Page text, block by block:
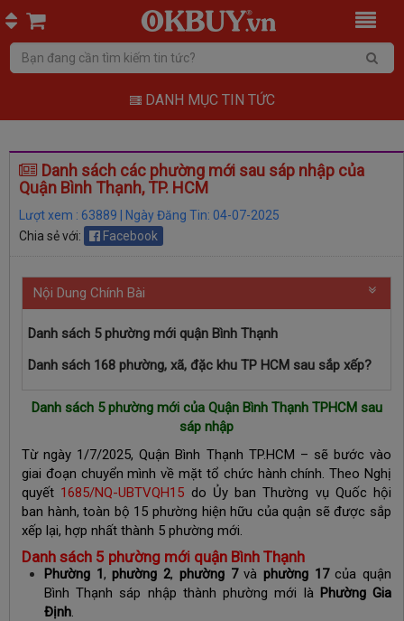
DANH MỤC TIN TỨC
Danh sách các phường mới sau sáp nhập của
Quận Bình Thạnh, TP. HCM
Lượt xem : 63889 | Ngày Đăng Tin: 04-07-2025
Chia sẻ với:
Facebook
Nội Dung Chính Bài
Danh sách 5 phường mới quận Bình Thạnh
Danh sách 168 phường, xã, đặc khu TP HCM sau sắp xếp?
Danh sách 5 phường mới của Quận Bình Thạnh TPHCM sau
sáp nhập
Từ ngày 1/7/2025, Quận Bình Thạnh TP.HCM – sẽ bước vào
giai đoạn chuyển mình về mặt tổ chức hành chính. Theo Nghị
quyết 1685/NQ-UBTVQH15 do Ủy ban Thường vụ Quốc hội
ban hành, toàn bộ 15 phường hiện hữu của quận sẽ được sắp
xếp lại, hợp nhất thành 5 phường mới.
Danh sách 5 phường mới quận Bình Thạnh
Phường 1,phường 2, phường 7và phường 17của quận
Bình Thạnh sáp nhập thành phường mới là Phường Gia
Định.